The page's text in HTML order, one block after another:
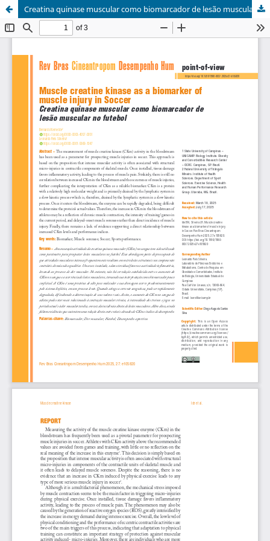
Creatina quinase muscular como biomarcador de lesão muscular no futebol